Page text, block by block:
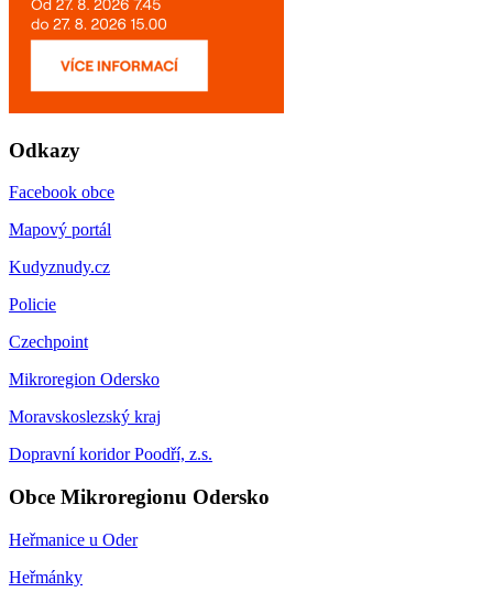
Odkazy
Facebook obce
Mapový portál
Kudyznudy.cz
Policie
Czechpoint
Mikroregion Odersko
Moravskoslezský kraj
Dopravní koridor Poodří, z.s.
Obce Mikroregionu Odersko
Heřmanice u Oder
Heřmánky